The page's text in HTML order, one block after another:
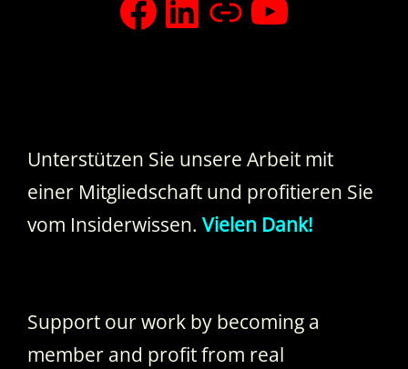
Unterstützen Sie unsere Arbeit mit
einer Mitgliedschaft und profitieren Sie
vom Insiderwissen. Vielen Dank!
Support our work by becoming a
member and profit from real